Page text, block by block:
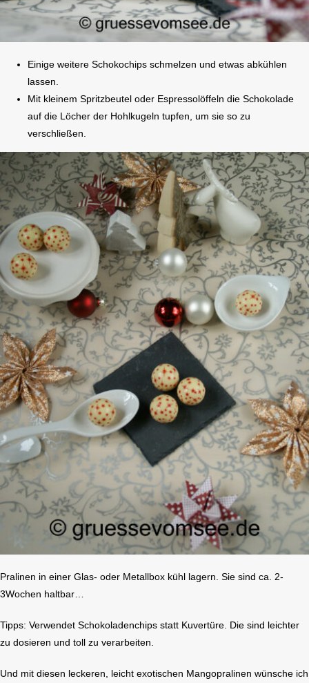
Einige weitere Schokochips schmelzen und etwas abkühlen
lassen.
Mit kleinem Spritzbeutel oder Espressolöffeln die Schokolade
auf die Löcher der Hohlkugeln tupfen, um sie so zu
verschließen.
Pralinen in einer Glas- oder Metallbox kühl lagern. Sie sind ca. 2-
3Wochen haltbar…
Tipps: Verwendet Schokoladenchips statt Kuvertüre. Die sind leichter
zu dosieren und toll zu verarbeiten.
Und mit diesen leckeren, leicht exotischen Mangopralinen wünsche ich